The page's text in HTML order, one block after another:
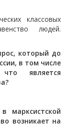
классовых
людей.
который до
в том числе
является
марксистской
возникает на